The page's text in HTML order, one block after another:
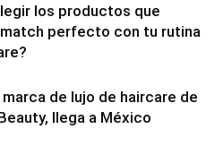
los productos que
perfecto con tu rutina
marca de lujo de haircare de
llega a México